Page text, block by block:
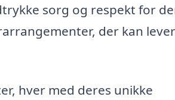
sorg og respekt for
der kan
hver med deres unikke